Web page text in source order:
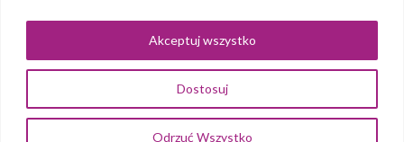
Dostosuj
Odrzuć Wszystko
Akceptuj wszystko
© 2023 Grawerlik |2QBS